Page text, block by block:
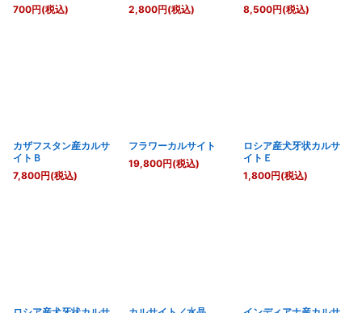
700円(税込)
2,800円(税込)
8,500円(税込)
カザフスタン産カルサ
イトＢ
7,800円(税込)
フラワーカルサイト
19,800円(税込)
ロシア産犬牙状カルサ
イトＥ
1,800円(税込)